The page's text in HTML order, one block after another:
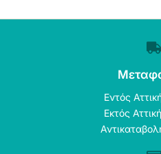
Εντός
Εκτός